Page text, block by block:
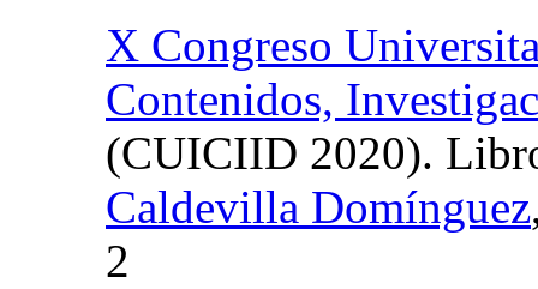
X Congreso
Contenidos,
(CUICIID 2020).
Caldevilla Domínguez
2